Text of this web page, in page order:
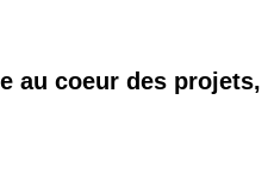
au coeur des projets,